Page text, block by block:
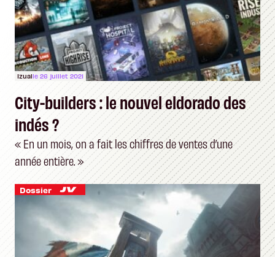
Izualle 26 juillet 2021
City-builders : le nouvel eldorado des
indés ?
« En un mois, on a fait les chiffres de ventes d’une
année entière. »
Dossier